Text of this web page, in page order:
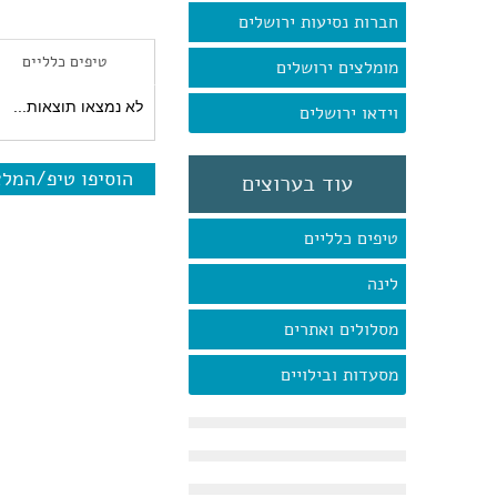
חברות נסיעות ירושלים
מומלצים ירושלים
וידאו ירושלים
עוד בערוצים
טיפים כלליים
לינה
מסלולים ואתרים
מסעדות ובילויים
טיפים כלליים
לא נמצאו תוצאות...
הוסיפו טיפ/